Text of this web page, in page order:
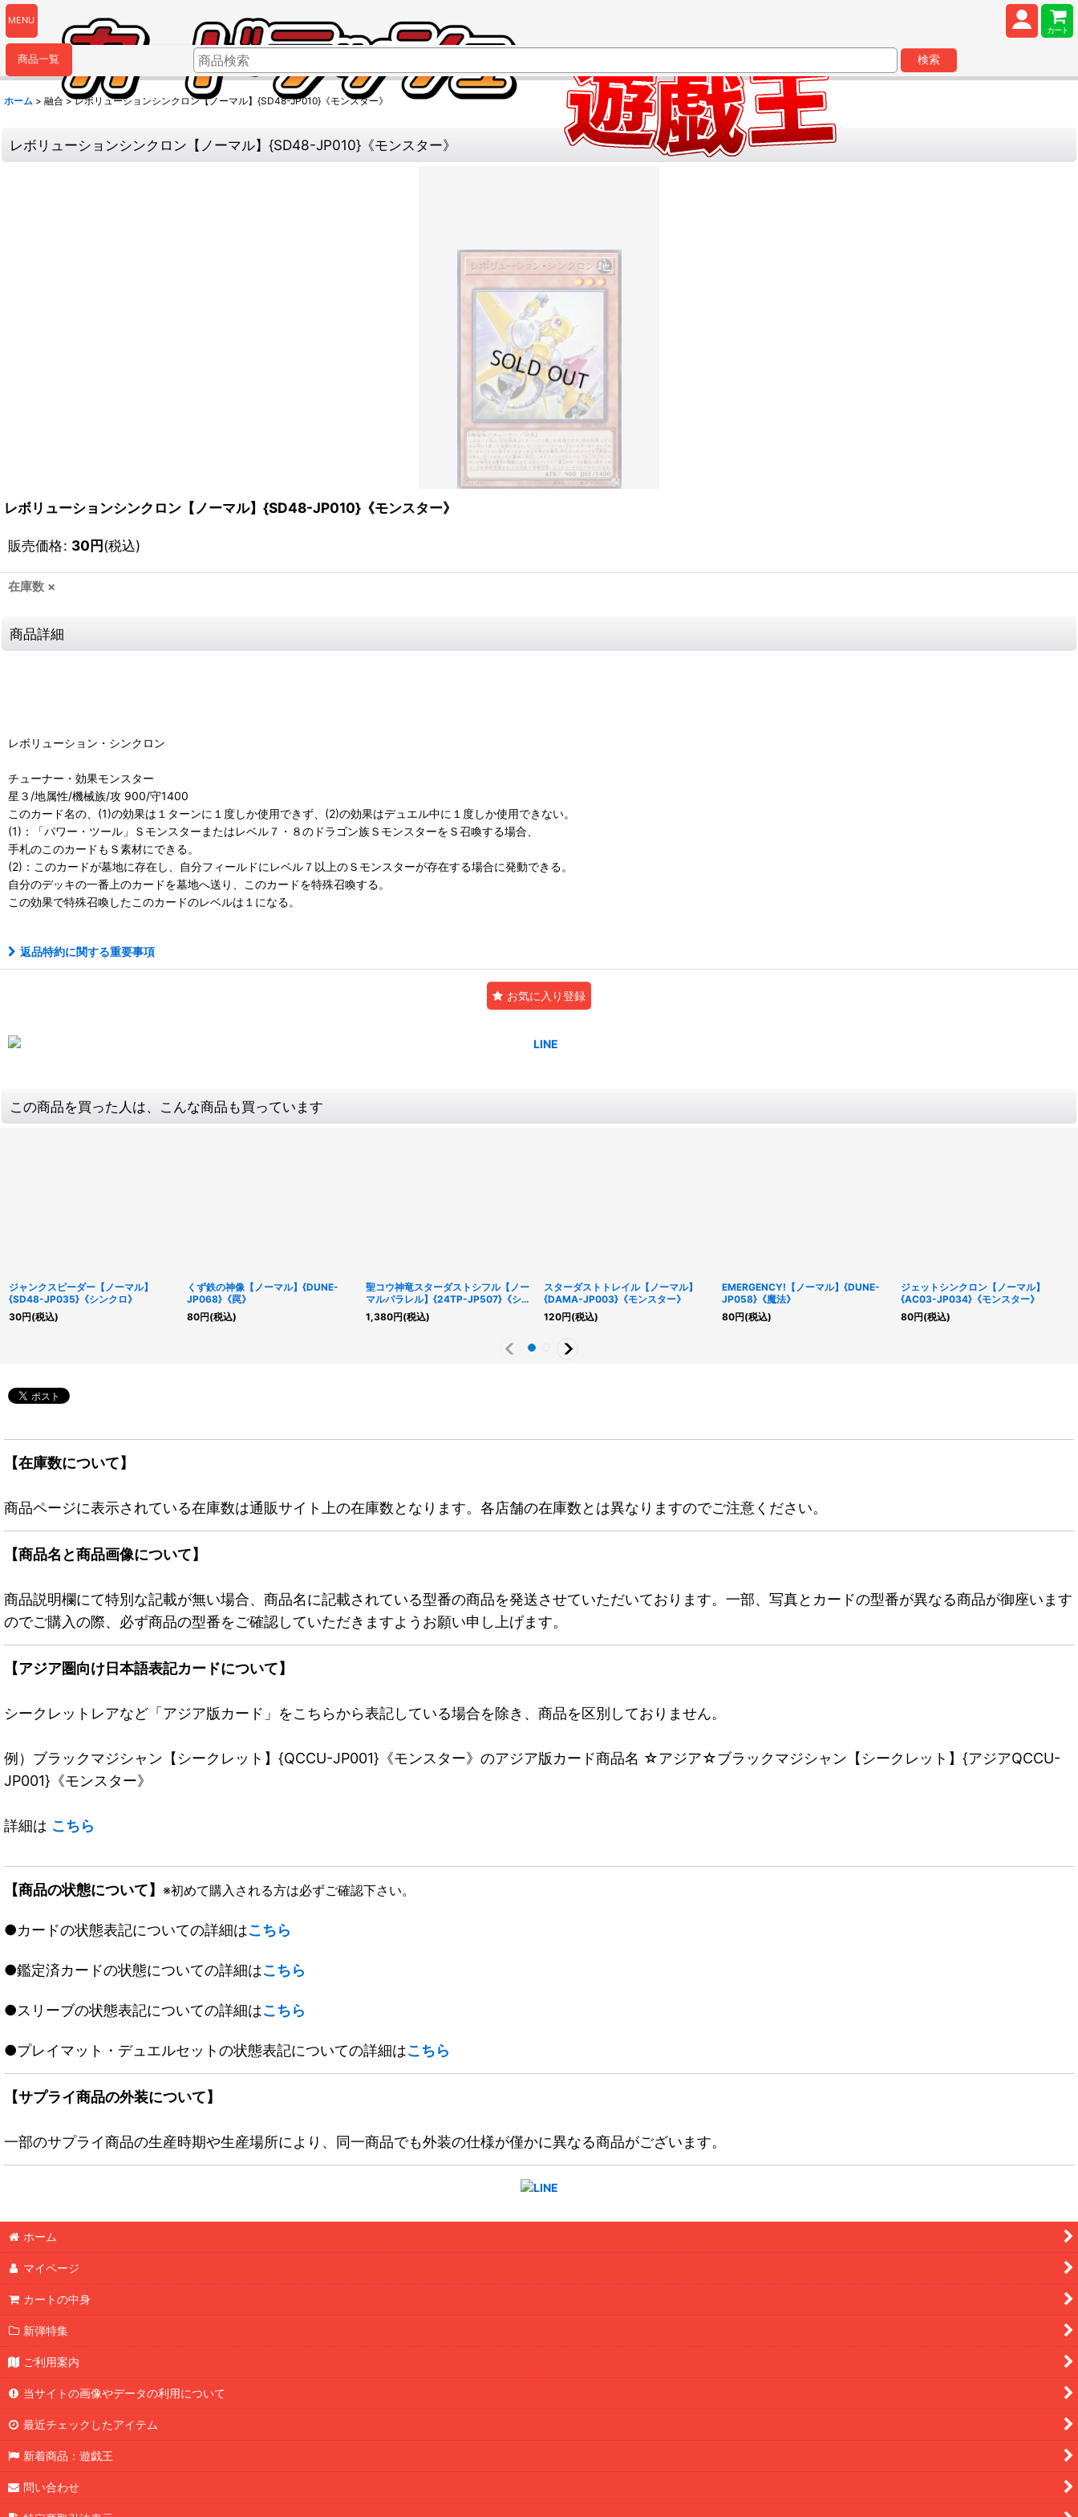
MENU
カート
商品一覧 検索
ホーム > 融合 > レボリューションシンクロン【ノーマル】{SD48-JP010}《モンスター》
レボリューションシンクロン【ノーマル】{SD48-JP010}《モンスター》
レボリューションシンクロン【ノーマル】{SD48-JP010}《モンスター》
販売価格: 30円(税込)
在庫数 ×
商品詳細
レボリューション・シンクロン
チューナー・効果モンスター
星３/地属性/機械族/攻 900/守1400
このカード名の、(1)の効果は１ターンに１度しか使用できず、(2)の効果はデュエル中に１度しか使用できない。
(1)：「パワー・ツール」Ｓモンスターまたはレベル７・８のドラゴン族ＳモンスターをＳ召喚する場合、
手札のこのカードもＳ素材にできる。
(2)：このカードが墓地に存在し、自分フィールドにレベル７以上のＳモンスターが存在する場合に発動できる。
自分のデッキの一番上のカードを墓地へ送り、このカードを特殊召喚する。
この効果で特殊召喚したこのカードのレベルは１になる。
返品特約に関する重要事項
お気に入り登録
この商品を買った人は、こんな商品も買っています
ジャンクスピーダー【ノーマル】
{SD48-JP035}《シンクロ》
30円(税込)
くず鉄の神像【ノーマル】{DUNE-
JP068}《罠》
80円(税込)
聖コウ神竜スターダストシフル【ノー
マルパラレル】{24TP-JP507}《シン
クロ》
1,380円(税込)
スターダストトレイル【ノーマル】
{DAMA-JP003}《モンスター》
120円(税込)
EMERGENCY!【ノーマル】{DUNE-
JP058}《魔法》
80円(税込)
ジェットシンクロン【ノーマル】
{AC03-JP034}《モンスター》
80円(税込)
【在庫数について】
商品ページに表示されている在庫数は通販サイト上の在庫数となります。各店舗の在庫数とは異なりますのでご注意ください。
【商品名と商品画像について】
商品説明欄にて特別な記載が無い場合、商品名に記載されている型番の商品を発送させていただいております。一部、写真とカードの型番が異なる商品が御座います
のでご購入の際、必ず商品の型番をご確認していただきますようお願い申し上げます。
【アジア圏向け日本語表記カードについて】
シークレットレアなど「アジア版カード」をこちらから表記している場合を除き、商品を区別しておりません。
例）ブラックマジシャン【シークレット】{QCCU-JP001}《モンスター》のアジア版カード商品名 ☆アジア☆ブラックマジシャン【シークレット】{アジアQCCU-
JP001}《モンスター》
詳細は こちら
【商品の状態について】 ※初めて購入される方は必ずご確認下さい。
●カードの状態表記についての詳細はこちら
●鑑定済カードの状態についての詳細はこちら
●スリーブの状態表記についての詳細はこちら
●プレイマット・デュエルセットの状態表記についての詳細はこちら
【サプライ商品の外装について】
一部のサプライ商品の生産時期や生産場所により、同一商品でも外装の仕様が僅かに異なる商品がございます。
ホーム
マイページ
カートの中身
新弾特集
ご利用案内
当サイトの画像やデータの利用について
最近チェックしたアイテム
新着商品：遊戯王
問い合わせ